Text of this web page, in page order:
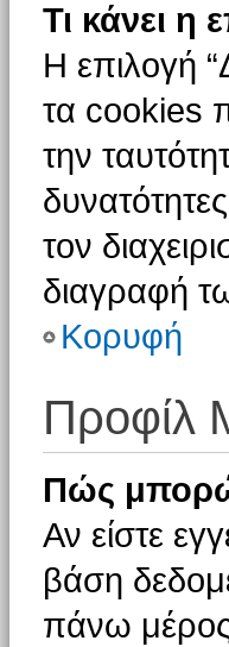
Τι κάνει η
Η επιλογή
τα cookies
την
τον
διαγραφή
Κορυφή
Προφίλ
Πώς μπορώ
Αν είστε
βάση
πάνω μέρος